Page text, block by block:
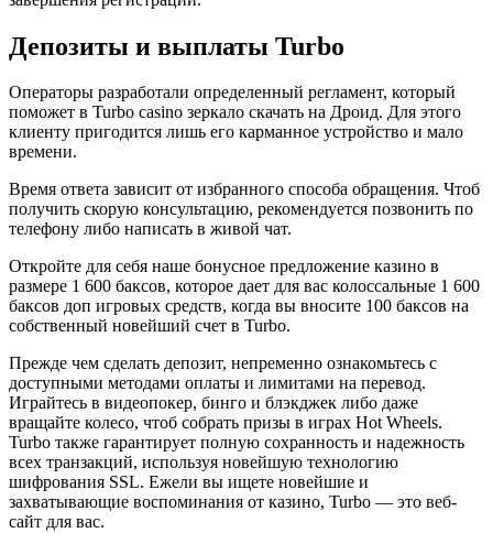
Депозиты и выплаты Turbo
Операторы разработали определенный регламент, который
поможет в Turbo casino зеркало скачать на Дроид. Для этого
клиенту пригодится лишь его карманное устройство и мало
времени.
Время ответа зависит от избранного способа обращения. Чтоб
получить скорую консультацию, рекомендуется позвонить по
телефону либо написать в живой чат.
Откройте для себя наше бонусное предложение казино в
размере 1 600 баксов, которое дает для вас колоссальные 1 600
баксов доп игровых средств, когда вы вносите 100 баксов на
собственный новейший счет в Turbo.
Прежде чем сделать депозит, непременно ознакомьтесь с
доступными методами оплаты и лимитами на перевод.
Играйтесь в видеопокер, бинго и блэкджек либо даже
вращайте колесо, чтоб собрать призы в играх Hot Wheels.
Turbo также гарантирует полную сохранность и надежность
всех транзакций, используя новейшую технологию
шифрования SSL. Ежели вы ищете новейшие и
захватывающие воспоминания от казино, Turbo — это веб-
сайт для вас.